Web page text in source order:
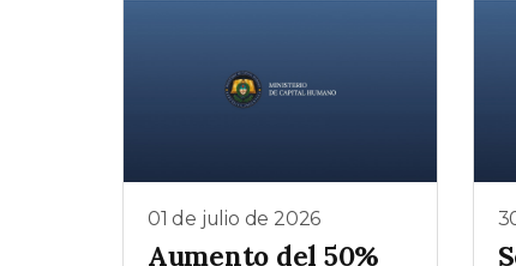
01 de julio de 2026
Aumento del 50%